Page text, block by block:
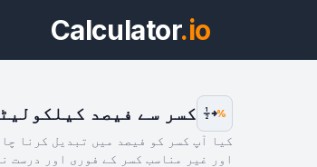
Calculator.io
1
2
% کسر سے فیصد
کیا آپ کسر کو فیصد میں تبدیل کرنا
اور غیر مناسب کسر کے فوری اور درست